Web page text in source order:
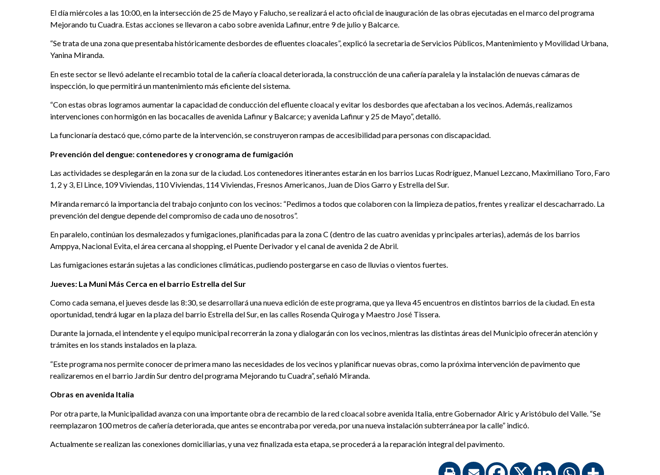
El día miércoles a las 10:00, en la intersección de 25 de Mayo y Falucho, se realizará el acto oficial de inauguración de las obras ejecutadas en el marco del programa
Mejorando tu Cuadra. Estas acciones se llevaron a cabo sobre avenida Lafinur, entre 9 de julio y Balcarce.
“Se trata de una zona que presentaba históricamente desbordes de efluentes cloacales”, explicó la secretaria de Servicios Públicos, Mantenimiento y Movilidad Urbana,
Yanina Miranda.
En este sector se llevó adelante el recambio total de la cañería cloacal deteriorada, la construcción de una cañería paralela y la instalación de nuevas cámaras de
inspección, lo que permitirá un mantenimiento más eficiente del sistema.
“Con estas obras logramos aumentar la capacidad de conducción del efluente cloacal y evitar los desbordes que afectaban a los vecinos. Además, realizamos
intervenciones con hormigón en las bocacalles de avenida Lafinur y Balcarce; y avenida Lafinur y 25 de Mayo”, detalló.
La funcionaría destacó que, cómo parte de la intervención, se construyeron rampas de accesibilidad para personas con discapacidad.
Prevención del dengue: contenedores y cronograma de fumigación
Las actividades se desplegarán en la zona sur de la ciudad. Los contenedores itinerantes estarán en los barrios Lucas Rodríguez, Manuel Lezcano, Maximiliano Toro, Faro
1, 2 y 3, El Lince, 109 Viviendas, 110 Viviendas, 114 Viviendas, Fresnos Americanos, Juan de Dios Garro y Estrella del Sur.
Miranda remarcó la importancia del trabajo conjunto con los vecinos: “Pedimos a todos que colaboren con la limpieza de patios, frentes y realizar el descacharrado. La
prevención del dengue depende del compromiso de cada uno de nosotros”.
En paralelo, continúan los desmalezados y fumigaciones, planificadas para la zona C (dentro de las cuatro avenidas y principales arterias), además de los barrios
Amppya, Nacional Evita, el área cercana al shopping, el Puente Derivador y el canal de avenida 2 de Abril.
Las fumigaciones estarán sujetas a las condiciones climáticas, pudiendo postergarse en caso de lluvias o vientos fuertes.
Jueves: La Muni Más Cerca en el barrio Estrella del Sur
Como cada semana, el jueves desde las 8:30, se desarrollará una nueva edición de este programa, que ya lleva 45 encuentros en distintos barrios de la ciudad. En esta
oportunidad, tendrá lugar en la plaza del barrio Estrella del Sur, en las calles Rosenda Quiroga y Maestro José Tissera.
Durante la jornada, el intendente y el equipo municipal recorrerán la zona y dialogarán con los vecinos, mientras las distintas áreas del Municipio ofrecerán atención y
trámites en los stands instalados en la plaza.
“Este programa nos permite conocer de primera mano las necesidades de los vecinos y planificar nuevas obras, como la próxima intervención de pavimento que
realizaremos en el barrio Jardín Sur dentro del programa Mejorando tu Cuadra”, señaló Miranda.
Obras en avenida Italia
Por otra parte, la Municipalidad avanza con una importante obra de recambio de la red cloacal sobre avenida Italia, entre Gobernador Alric y Aristóbulo del Valle. “Se
reemplazaron 100 metros de cañería deteriorada, que antes se encontraba por vereda, por una nueva instalación subterránea por la calle” indicó.
Actualmente se realizan las conexiones domiciliarias, y una vez finalizada esta etapa, se procederá a la reparación integral del pavimento.